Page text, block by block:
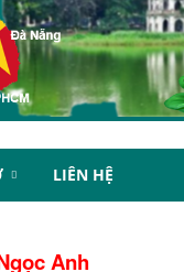
LIÊN HỆ
Anh